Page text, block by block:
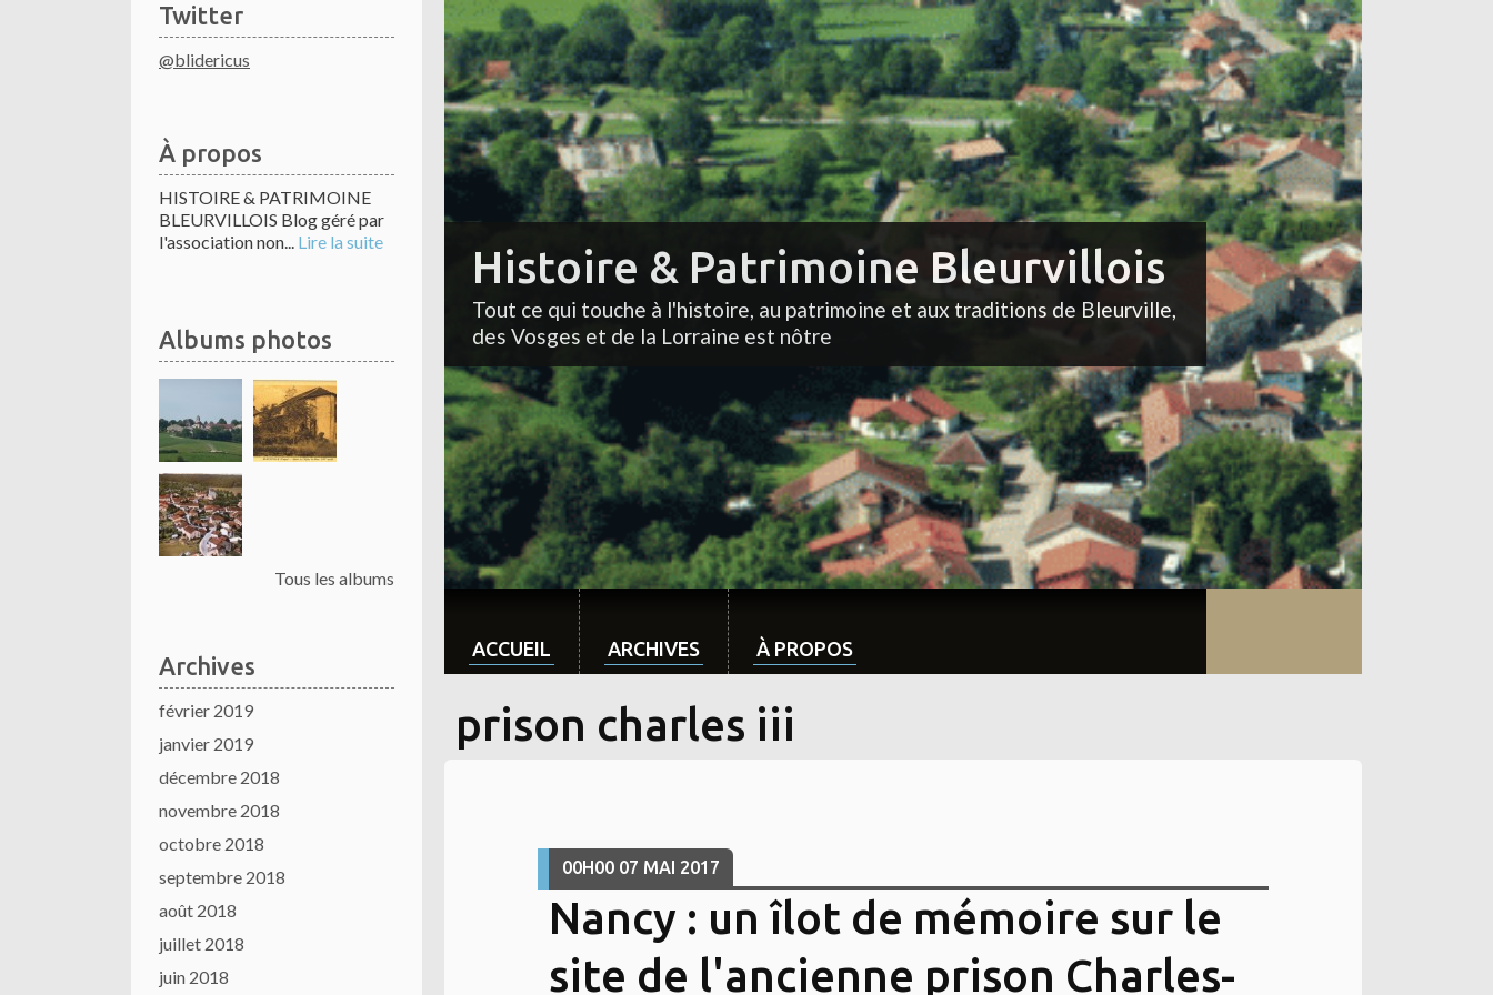
Twitter
@blidericus
À propos
HISTOIRE & PATRIMOINE
BLEURVILLOIS Blog géré par
l'association non... Lire la suite
Albums photos
Tous les albums
Archives
février 2019
janvier 2019
décembre 2018
novembre 2018
octobre 2018
septembre 2018
août 2018
juillet 2018
juin 2018
Histoire & Patrimoine Bleurvillois
Tout ce qui touche à l'histoire, au patrimoine et aux traditions de Bleurville,
des Vosges et de la Lorraine est nôtre
ACCUEIL ARCHIVES À PROPOS
prison charles iii
00H00 07 MAI 2017
Nancy : un îlot de mémoire sur le
site de l'ancienne prison Charles-